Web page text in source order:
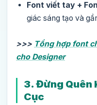
Font viết tay +
giác sáng tạo và
>>> Tổng hợp font
cho Designer
3. Đừng Quên
Cục